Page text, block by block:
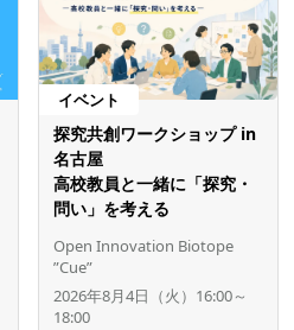
イベント
探究共創ワークショップ in
名古屋
高校教員と一緒に「探究・
問い」を考える
Open Innovation Biotope
”Cue”
2026年8月4日（火）16:00～
18:00